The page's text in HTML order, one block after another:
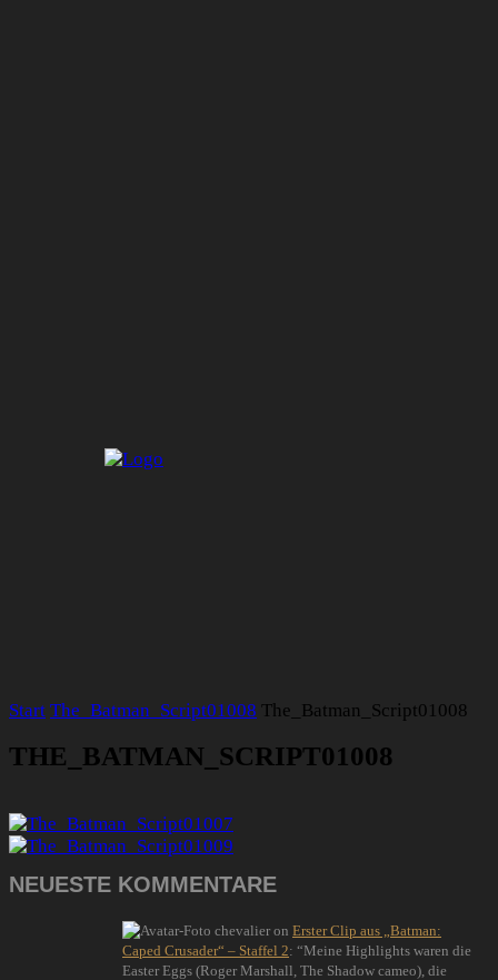
Start The_Batman_Script01008 The_Batman_Script01008
THE_BATMAN_SCRIPT01008
NEUESTE KOMMENTARE
chevalier on Erster Clip aus „Batman:
Caped Crusader“ – Staffel 2: “Meine Highlights waren die
Easter Eggs (Roger Marshall, The Shadow cameo), die